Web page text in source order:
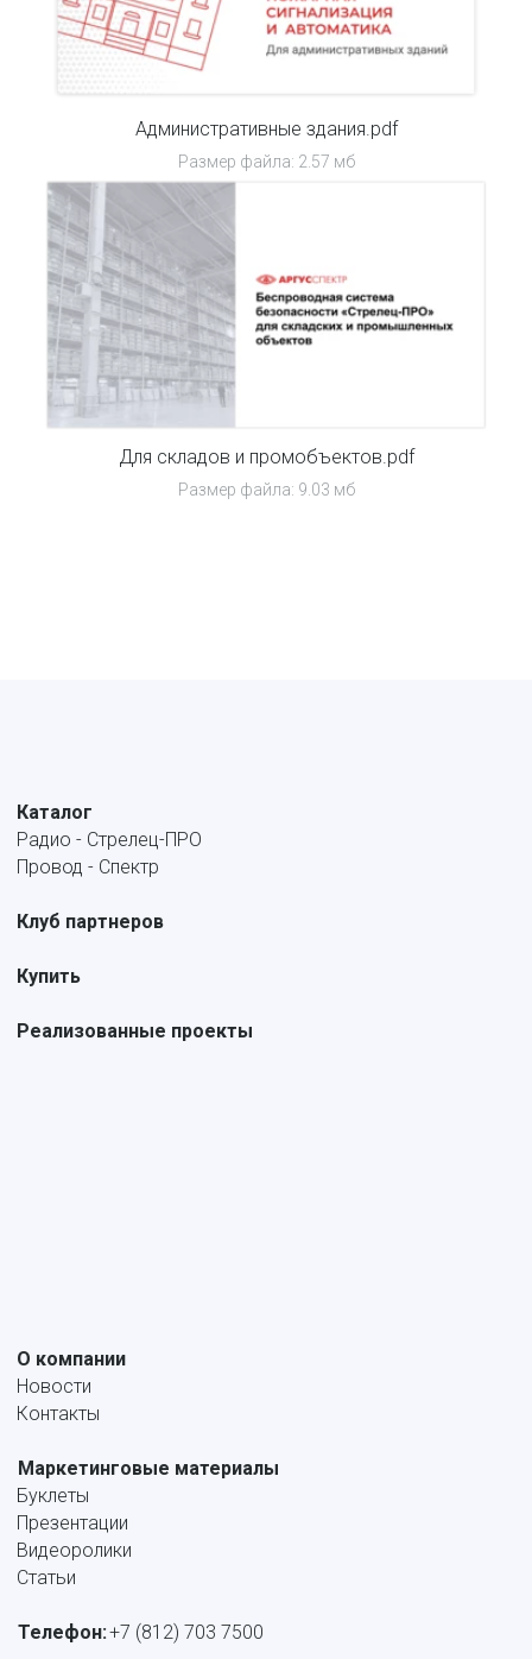
Административные здания.pdf
Размер файла: 2.57 мб
Для складов и промобъектов.pdf
Размер файла: 9.03 мб
Каталог
Радио - Стрелец-ПРО
Провод - Спектр
Клуб партнеров
Купить
Реализованные проекты
О компании
Новости
Контакты
Маркетинговые материалы
Буклеты
Презентации
Видеоролики
Статьи
Телефон:+7 (812) 703 7500